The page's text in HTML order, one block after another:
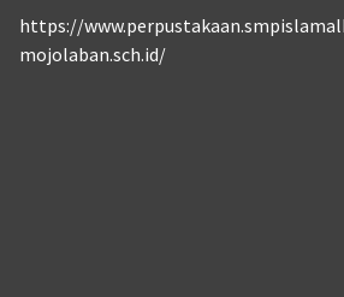
https://
mojolaban.sch.id/